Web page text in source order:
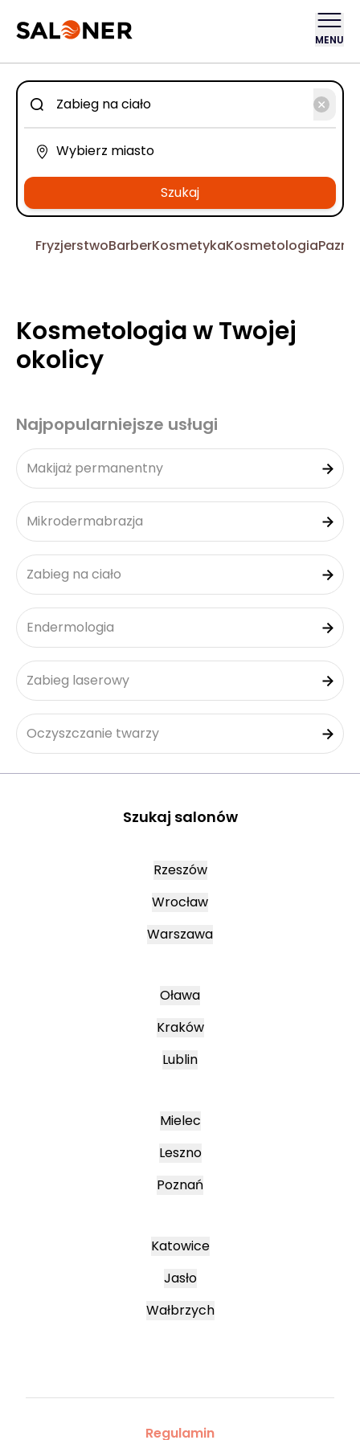
MENU
Szukaj
FryzjerstwoBarberKosmetykaKosmetologia
Kosmetologia w Twojej
okolicy
Najpopularniejsze usługi
Makijaż permanentny
Mikrodermabrazja
Zabieg na ciało
Endermologia
Zabieg laserowy
Oczyszczanie twarzy
Szukaj salonów
Rzeszów
Wrocław
Warszawa
Oława
Kraków
Lublin
Mielec
Leszno
Poznań
Katowice
Jasło
Wałbrzych
Regulamin